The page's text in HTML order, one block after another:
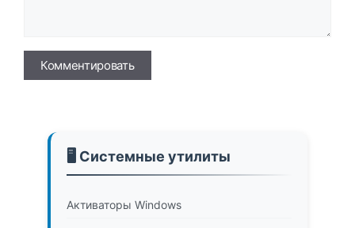
Имя
🖥️ Системные утилиты
Активаторы Windows